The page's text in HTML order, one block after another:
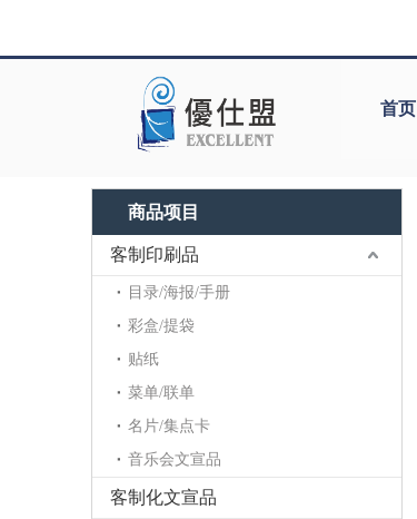
首页
商品项目
客制印刷品
目录/海报/手册
彩盒/提袋
贴纸
菜单/联单
名片/集点卡
音乐会文宣品
客制化文宣品